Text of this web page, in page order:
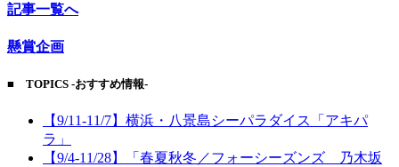
記事一覧へ
懸賞企画
■ TOPICS -おすすめ情報-
【9/11-11/7】横浜・八景島シーパラダイス「アキパ
ラ」
【9/4-11/28】「春夏秋冬／フォーシーズンズ 乃木坂